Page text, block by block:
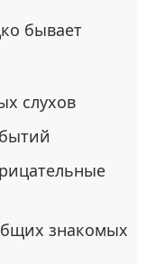
бывает
слухов
знакомых